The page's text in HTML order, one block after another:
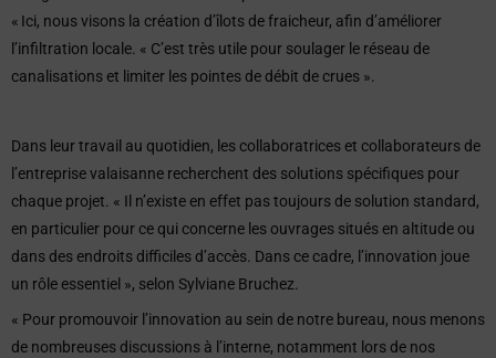
« Ici, nous visons la création d’îlots de fraicheur, afin d’améliorer
l’infiltration locale. « C’est très utile pour soulager le réseau de
canalisations et limiter les pointes de débit de crues ».
Dans leur travail au quotidien, les collaboratrices et collaborateurs de
l’entreprise valaisanne recherchent des solutions spécifiques pour
chaque projet. « Il n’existe en effet pas toujours de solution standard,
en particulier pour ce qui concerne les ouvrages situés en altitude ou
dans des endroits difficiles d’accès. Dans ce cadre, l’innovation joue
un rôle essentiel », selon Sylviane Bruchez.
« Pour promouvoir l’innovation au sein de notre bureau, nous menons
de nombreuses discussions à l’interne, notamment lors de nos